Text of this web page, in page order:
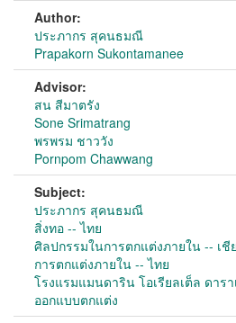
Author:
ประภากร สุคนธมณี
Prapakorn Sukontamanee
Advisor:
สน สีมาตรัง
Sone Srimatrang
พรพรม ชาววัง
Pornpom Chawwang
Subject:
ประภากร สุคนธมณี
สิ่งทอ -- ไทย
ศิลปกรรมในการตกแต่งภายใน -- เชี
การตกแต่งภายใน -- ไทย
โรงแรมแมนดาริน โอเรียลเต็ล ดาร
ออกแบบตกแต่ง